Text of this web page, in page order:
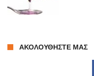
ΑΚΟΛΟΥΘΉΣΤΕ ΜΑΣ